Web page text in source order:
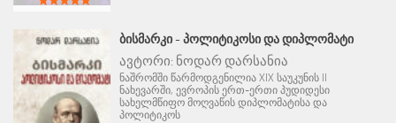
ᲑᲘᲡᲛᲐᲠᲙᲘ - ᲞᲝᲚᲘᲢᲘᲙᲝᲡᲘ ᲓᲐ ᲓᲘᲞᲚᲝᲛᲐᲢᲘ
ავტორი: ნოდარ დარსანია
ნაშრომში წარმოდგენილია XIX საუკუნის II
ნახევარში, ევროპის ერთ-ერთი პუდიდესი
სახელმწიფო მოღვაწის დიპლომატისა და
პოლიტიკოს